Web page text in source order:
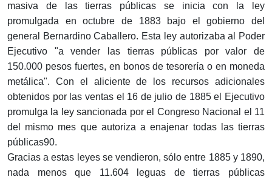
masiva de las tierras públicas se inicia con la ley
promulgada en octubre de 1883 bajo el gobierno del
general Bernardino Caballero. Esta ley autorizaba al Poder
Ejecutivo "a vender las tierras públicas por valor de
150.000 pesos fuertes, en bonos de tesorería o en moneda
metálica". Con el aliciente de los recursos adicionales
obtenidos por las ventas el 16 de julio de 1885 el Ejecutivo
promulga la ley sancionada por el Congreso Nacional el 11
del mismo mes que autoriza a enajenar todas las tierras
públicas90.
Gracias a estas leyes se vendieron, sólo entre 1885 y 1890,
nada menos que 11.604 leguas de tierras públicas